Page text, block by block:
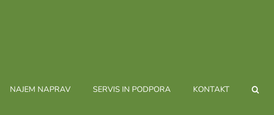
NAJEM NAPRAV SERVIS IN PODPORA KONTAKT